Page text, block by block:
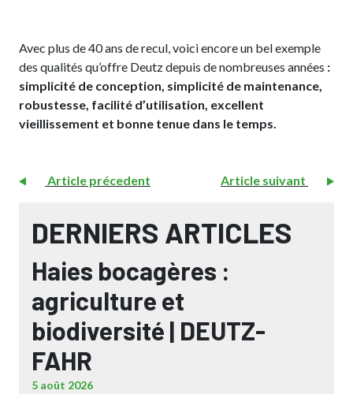
Avec plus de 40 ans de recul, voici encore un bel exemple
des qualités qu’offre Deutz depuis de nombreuses années :
simplicité de conception, simplicité de maintenance,
robustesse, facilité d’utilisation, excellent
vieillissement et bonne tenue dans le temps.
Article précedent Article suivant
DERNIERS ARTICLES
Haies bocagères :
agriculture et
biodiversité | DEUTZ-
FAHR
5 août 2026